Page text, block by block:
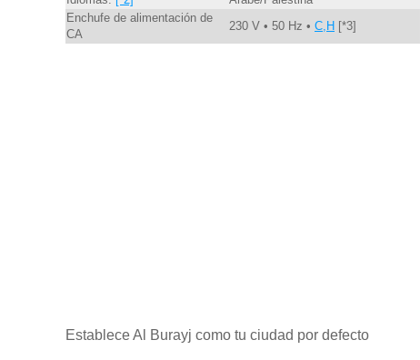
Enchufe de alimentación de
CA
230 V • 50 Hz • C,H [*3]
Establece Al Burayj como tu ciudad por defecto